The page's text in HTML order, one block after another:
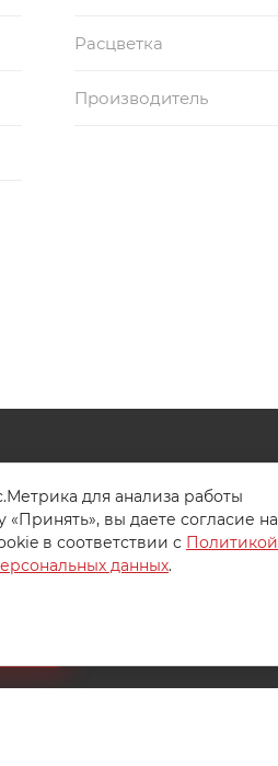
Расцветка
Производитель
для анализа работы
вы даете согласие на
в соответствии с Политикой
данных.